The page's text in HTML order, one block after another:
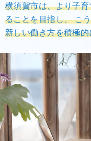
横須賀市は、より子
ることを目指し、こう
新しい働き方を積極的